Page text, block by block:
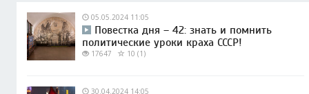
05.05.2024 11:05
Повестка дня – 42: знать и помнить
политические уроки краха СССР!
17647 10 (1)
30.04.2024 14:05